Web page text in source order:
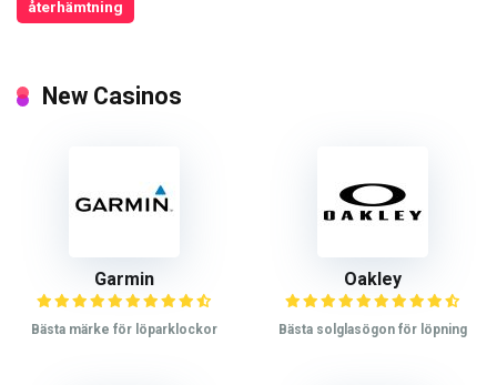
återhämtning
New Casinos
Garmin
Bästa märke för löparklockor
Oakley
Bästa solglasögon för löpning